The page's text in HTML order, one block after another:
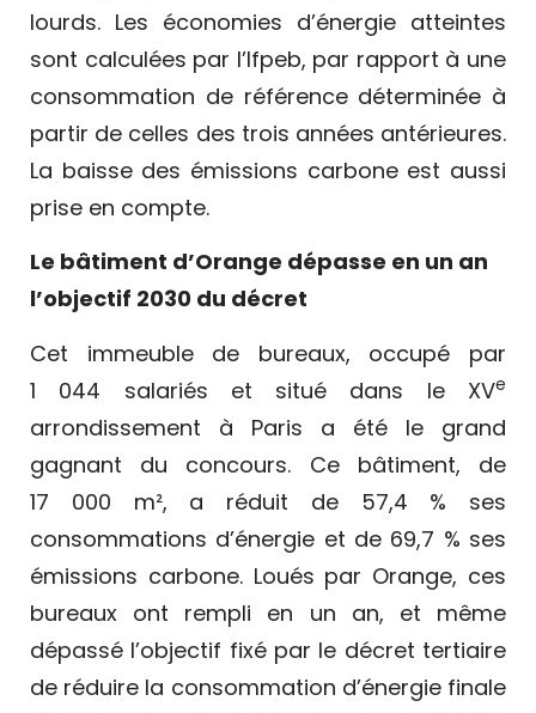
lourds. Les économies d’énergie atteintes
sont calculées par l’Ifpeb, par rapport à une
consommation de référence déterminée à
partir de celles des trois années antérieures.
La baisse des émissions carbone est aussi
prise en compte.
Le bâtiment d’Orange dépasse en un an
l’objectif 2030 du décret
Cet immeuble de bureaux, occupé par
1 044 salariés et situé dans le XVe
arrondissement à Paris a été le grand
gagnant du concours. Ce bâtiment, de
17 000 m², a réduit de 57,4 % ses
consommations d’énergie et de 69,7 % ses
émissions carbone. Loués par Orange, ces
bureaux ont rempli en un an, et même
dépassé l’objectif fixé par le décret tertiaire
de réduire la consommation d’énergie finale